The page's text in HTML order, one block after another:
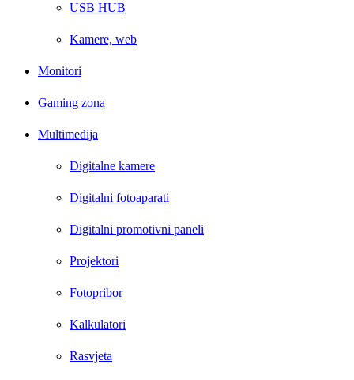
USB HUB
Kamere, web
Monitori
Gaming zona
Multimedija
Digitalne kamere
Digitalni fotoaparati
Digitalni promotivni paneli
Projektori
Fotopribor
Kalkulatori
Rasvjeta